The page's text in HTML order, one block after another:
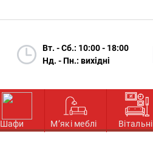
Вт. - Сб.: 10:00 - 18:00
Нд. - Пн.: вихідні
Шафи М’які меблі Вітальні